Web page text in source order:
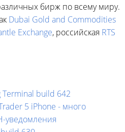
бирж по всему миру.
Dubai Gold and Commodities
Exchange, российская RTS
Terminal build 642
5 iPhone - много
уведомления